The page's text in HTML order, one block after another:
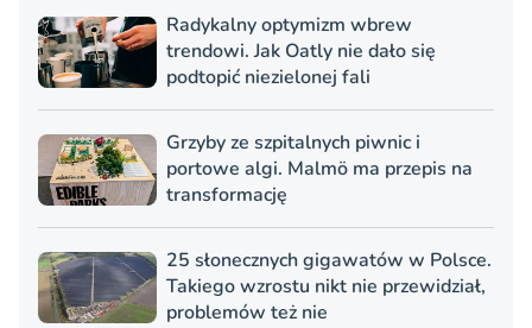
Radykalny optymizm wbrew
trendowi. Jak Oatly nie dało się
podtopić niezielonej fali
Grzyby ze szpitalnych piwnic i
portowe algi. Malmö ma przepis na
transformację
25 słonecznych gigawatów w Polsce.
Takiego wzrostu nikt nie przewidział,
problemów też nie